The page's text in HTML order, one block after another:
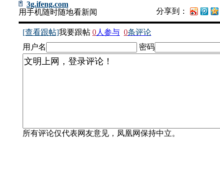
3g.ifeng.com
用手机随时随地看新闻
分享到：
[查看跟帖]我要跟帖 0人参与 0条评论
用户名
密码
所有评论仅代表网友意见，凤凰网保持中立。